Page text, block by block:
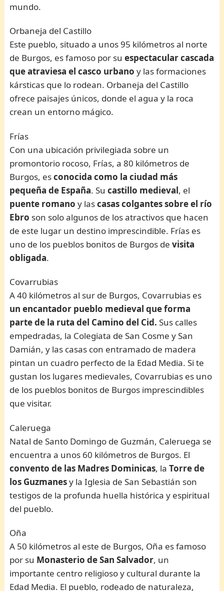
mundo.
Orbaneja del Castillo
Este pueblo, situado a unos 95 kilómetros al norte
de Burgos, es famoso por suespectacular cascada
que atraviesa el casco urbano y las formaciones
kársticas que lo rodean. Orbaneja del Castillo
ofrece paisajes únicos, donde el agua y la roca
crean un entorno mágico.
Frías
Con una ubicación privilegiada sobre un
promontorio rocoso, Frías, a 80 kilómetros de
Burgos, esconocida como la ciudad más
pequeña de España. Sucastillo medieval, el
puente romano y lascasas colgantes sobre el río
Ebro son solo algunos de los atractivos que hacen
de este lugar un destino imprescindible. Frías es
uno de los pueblos bonitos de Burgos devisita
obligada.
Covarrubias
A 40 kilómetros al sur de Burgos, Covarrubias es
un encantador pueblo medieval que forma
parte de la ruta del Camino del Cid. Sus calles
empedradas, la Colegiata de San Cosme y San
Damián, y las casas con entramado de madera
pintan un cuadro perfecto de la Edad Media. Si te
gustan los lugares medievales, Covarrubias es uno
de los pueblos bonitos de Burgos imprescindibles
que visitar.
Caleruega
Natal de Santo Domingo de Guzmán, Caleruega se
encuentra a unos 60 kilómetros de Burgos. El
convento de las Madres Dominicas, laTorre de
los Guzmanesy la Iglesia de San Sebastián son
testigos de la profunda huella histórica y espiritual
del pueblo.
Oña
A 50 kilómetros al este de Burgos, Oña es famoso
por su Monasterio de San Salvador, un
importante centro religioso y cultural durante la
Edad Media. El pueblo, rodeado de naturaleza,